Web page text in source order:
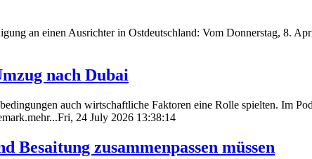
an einen Ausrichter in Ostdeutschland: Vom Donnerstag, 8.
nach Dubai
auch wirtschaftliche Faktoren eine Rolle spielten. Im
24 July 2026 13:38:14
zusammenpassen müssen